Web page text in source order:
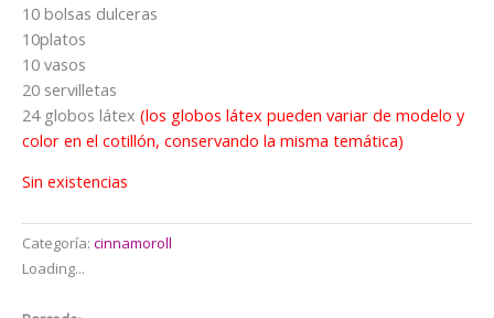
10 bolsas dulceras
10platos
10 vasos
20 servilletas
24 globos látex (los globos látex pueden variar de modelo y
color en el cotillón, conservando la misma temática)
Sin existencias
Categoría: cinnamoroll
Loading...